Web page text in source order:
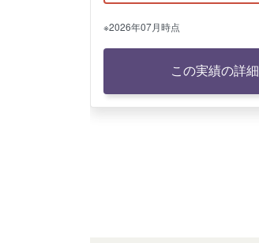
※2026年07月時点
この実績の詳細